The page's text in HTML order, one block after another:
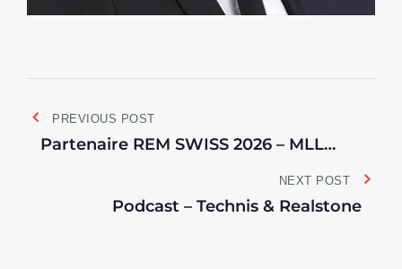
PREVIOUS POST
Partenaire REM SWISS 2026 – MLL
NEXT POST
Podcast – Technis & Realstone